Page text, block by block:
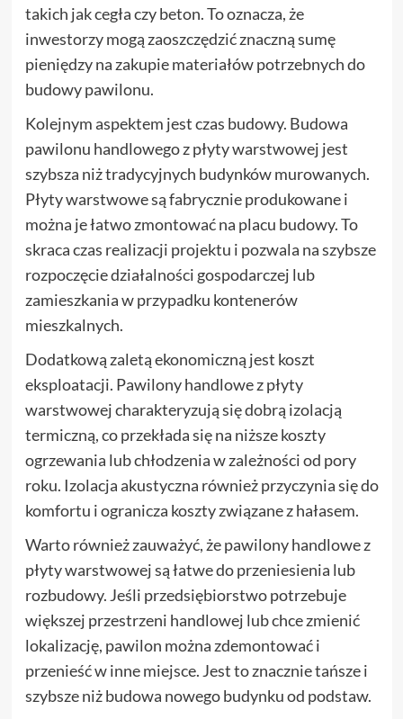
takich jak cegła czy beton. To oznacza, że
inwestorzy mogą zaoszczędzić znaczną sumę
pieniędzy na zakupie materiałów potrzebnych do
budowy pawilonu.
Kolejnym aspektem jest czas budowy. Budowa
pawilonu handlowego z płyty warstwowej jest
szybsza niż tradycyjnych budynków murowanych.
Płyty warstwowe są fabrycznie produkowane i
można je łatwo zmontować na placu budowy. To
skraca czas realizacji projektu i pozwala na szybsze
rozpoczęcie działalności gospodarczej lub
zamieszkania w przypadku kontenerów
mieszkalnych.
Dodatkową zaletą ekonomiczną jest koszt
eksploatacji. Pawilony handlowe z płyty
warstwowej charakteryzują się dobrą izolacją
termiczną, co przekłada się na niższe koszty
ogrzewania lub chłodzenia w zależności od pory
roku. Izolacja akustyczna również przyczynia się do
komfortu i ogranicza koszty związane z hałasem.
Warto również zauważyć, że pawilony handlowe z
płyty warstwowej są łatwe do przeniesienia lub
rozbudowy. Jeśli przedsiębiorstwo potrzebuje
większej przestrzeni handlowej lub chce zmienić
lokalizację, pawilon można zdemontować i
przenieść w inne miejsce. Jest to znacznie tańsze i
szybsze niż budowa nowego budynku od podstaw.